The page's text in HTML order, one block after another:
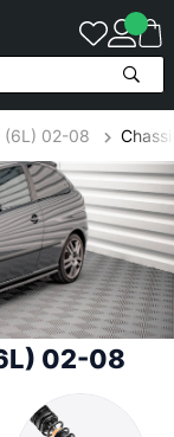
(6L) 02-08 Chassi
02-08
55 Produkter